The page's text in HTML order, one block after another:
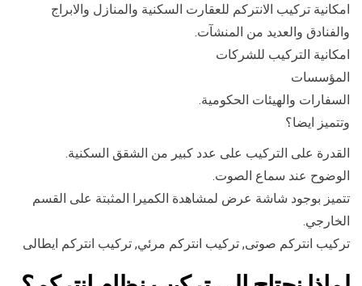
امكانية تركيب الانتركم للعقارت السكنية والمنازل والابراج
والفنادق والعديد من المنشآت.
امكانية التركيب للشركات
المؤسسات
السفارات والهيئات الحكومية.
وتتميز ايضا؟
القدرة على التركيب على عدد كبير من الشقق السكنية.
الوضوح عند سماع الصوت.
تتميز بوجود شاشة عرض لمشاهدة الكميرا المثبتة على القسم
الخارجي.
تركيب انتركم صوتى, تركيب انتركم مرئي, تركيب انتركم ايطالى